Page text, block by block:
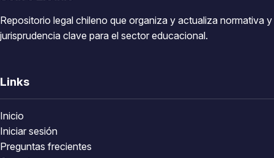
Repositorio legal chileno que organiza y actualiza normativa y
jurisprudencia clave para el sector educacional.
Links
Inicio
Iniciar sesión
Preguntas frecientes